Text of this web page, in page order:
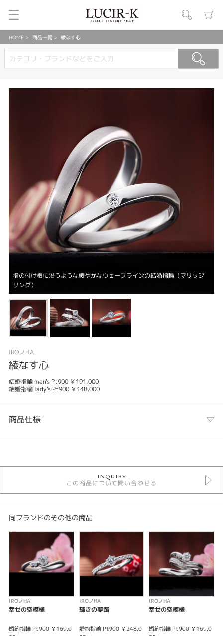
HOME 商品一覧 綾なす心
指の付け根に沿うような緩やかなウェーブラインの結婚指輪（マリッジ
リング）
IROノHA
綾なす心
結婚指輪 men's Pt900 ￥191,000
結婚指輪 lady's Pt900 ￥148,000
商品仕様
IROノHA
結婚指輪 ＞ シンプルデザイン
性別
紹介文
Heart to illuminate
背中をあずけてる
肩をかしている
ぴったり結ばれてゆく心
ありのままが美しい
INQUIRY
この商品について問い合わせる
同ブランドのその他の商品
IROノHA
幸せの空模様
婚約指輪 Pt900 ￥169,0
IROノHA
輝きの夢路
婚約指輪 Pt900 ￥248,0
IROノHA
幸せの空模様
婚約指輪 Pt900 ￥169,0